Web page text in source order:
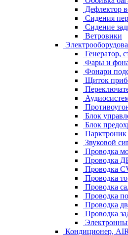
Дефлектор
Сидения
Сидение
Ветровики
Генератор,
Фары и
Фонари
Щиток
Блок
Блок
Парктроник
Звуковой
Проводка
Проводка
Проводка
Проводка
Проводка
Проводка
Проводка
Проводка
Кондиционер,